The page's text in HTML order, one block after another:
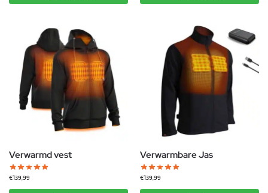
Verwarmd vest
€139,99
Verwarmbare Jas
€139,99